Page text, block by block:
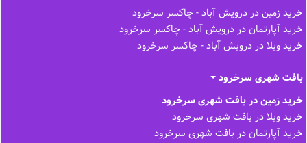
خرید زمین در درویش آباد - چاکسر سرخرود
خرید آپارتمان در درویش آباد - چاکسر سرخرود
خرید ویلا در درویش آباد - چاکسر سرخرود
بافت شهری سرخرود
خرید زمین در بافت شهری سرخرود
خرید ویلا در بافت شهری سرخرود
خرید آپارتمان در بافت شهری سرخرود